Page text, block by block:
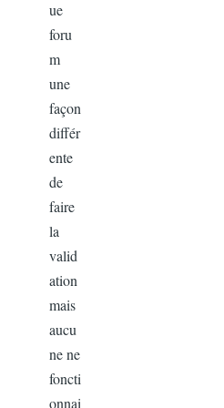
ue
foru
m
une
façon
différ
ente
de
faire
la
valid
ation
mais
aucu
ne ne
foncti
onnai